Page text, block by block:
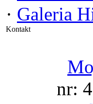
· Galeria
Kontakt
nr: